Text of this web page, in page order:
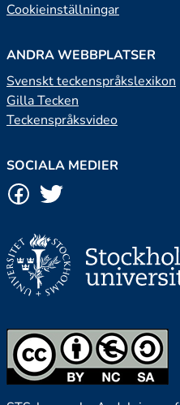
Cookieinställningar
ANDRA WEBBPLATSER
Svenskt teckenspråkslexikon
Gilla Tecken
Teckenspråksvideo
SOCIALA MEDIER